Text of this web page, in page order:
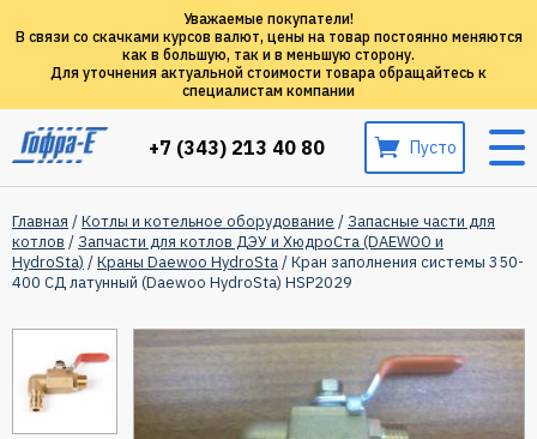
Уважаемые покупатели!
В связи со скачками курсов валют, цены на товар постоянно меняются
как в большую, так и в меньшую сторону.
Для уточнения актуальной стоимости товара обращайтесь к
специалистам компании
+7 (343) 213 40 80 Пусто
Главная /Котлы и котельное оборудование /Запасные части для
котлов /Запчасти для котлов ДЭУ и ХюдроСта (DAEWOO и
HydroSta) /Краны Daewoo HydroSta/ Кран заполнения системы 350-
400 СД латунный (Daewoo HydroSta) HSP2029